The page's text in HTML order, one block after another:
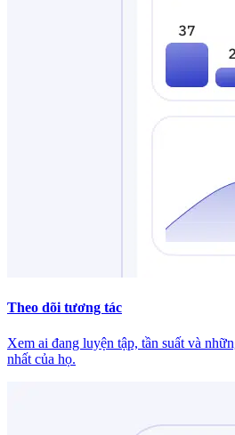
Theo dõi tương tác
Xem ai đang luyện tập, tần suất và
nhất của họ.